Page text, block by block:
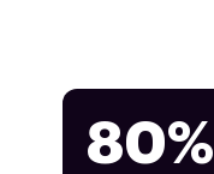
80%